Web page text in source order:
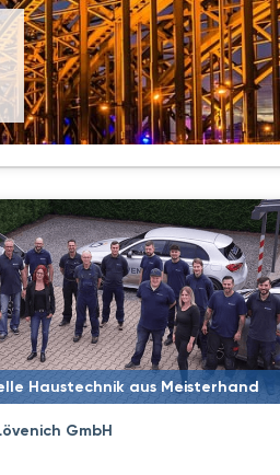
Haustechnik aus Meisterhand
GmbH